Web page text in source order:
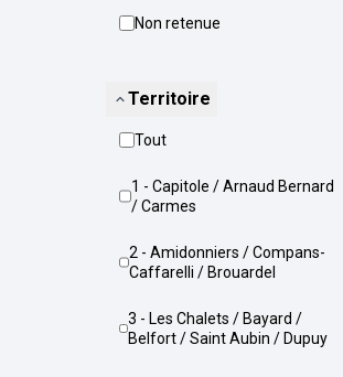
Non retenue
Territoire
Tout
1 - Capitole / Arnaud Bernard
/ Carmes
2 - Amidonniers / Compans-
Caffarelli / Brouardel
3 - Les Chalets / Bayard /
Belfort / Saint Aubin / Dupuy